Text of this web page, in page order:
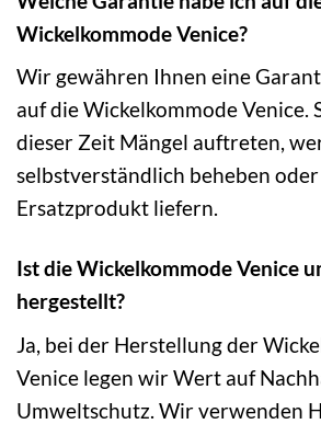
Wickelkommode Venice?
Wir gewähren Ihnen eine
auf die Wickelkommode Venice.
dieser Zeit Mängel auftreten,
selbstverständlich beheben
Ersatzprodukt liefern.
Ist die Wickelkommode Venice
hergestellt?
Ja, bei der Herstellung der
Venice legen wir Wert auf
Umweltschutz. Wir verwenden